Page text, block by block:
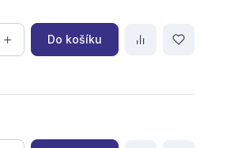
Do košíku